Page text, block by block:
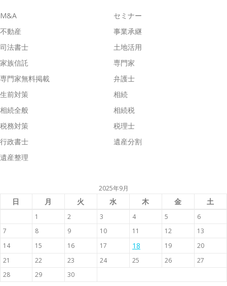
M&A
セミナー
不動産
事業承継
司法書士
土地活用
家族信託
専門家
専門家無料掲載
弁護士
生前対策
相続
相続全般
相続税
税務対策
税理士
行政書士
遺産分割
遺産整理
2025年9月
日 月 火 水 木 金 土
1 2 3 4 5
6
7
8 9 10 11 12
13
14
15 16 17 18 19
20
21
22 23 24 25 26
27
28
29 30